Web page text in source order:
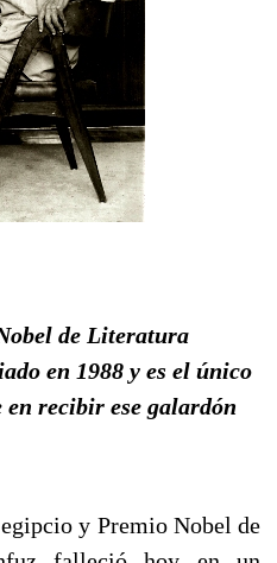
de Literatura
en 1988 y es el único
recibir ese galardón
y Premio Nobel de